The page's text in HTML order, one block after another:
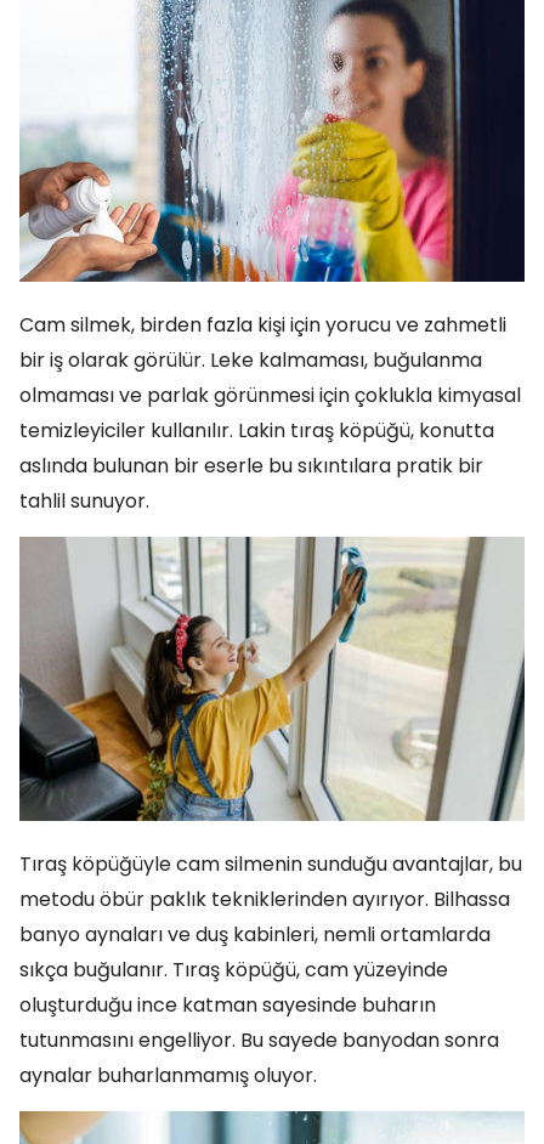
Cam silmek, birden fazla kişi için yorucu ve zahmetli
bir iş olarak görülür. Leke kalmaması, buğulanma
olmaması ve parlak görünmesi için çoklukla kimyasal
temizleyiciler kullanılır. Lakin tıraş köpüğü, konutta
aslında bulunan bir eserle bu sıkıntılara pratik bir
tahlil sunuyor.
Tıraş köpüğüyle cam silmenin sunduğu avantajlar, bu
metodu öbür paklık tekniklerinden ayırıyor. Bilhassa
banyo aynaları ve duş kabinleri, nemli ortamlarda
sıkça buğulanır. Tıraş köpüğü, cam yüzeyinde
oluşturduğu ince katman sayesinde buharın
tutunmasını engelliyor. Bu sayede banyodan sonra
aynalar buharlanmamış oluyor.